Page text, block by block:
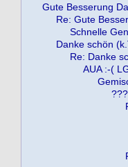
Gute Besserung
Re: Gute
Schnelle
Danke schön
Re: Danke
AUA :-(